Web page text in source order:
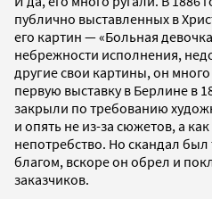
публично выставленных в
его картин — «Больная
небрежности исполнения,
другие свои картины, он
первую выставку в Берлине в
закрыли по требованию
и опять не из-за сюжетов, а как
непотребство. Но скандал
благом, вскоре он обрел и
заказчиков.